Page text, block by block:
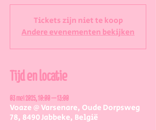
Tickets zijn niet te koop
Andere evenementen bekijken
Tijd en locatie
03 mei 2025, 10:00 – 13:00
Voaze @ Varsenare, Oude Dorpsweg
78, 8490 Jabbeke, België